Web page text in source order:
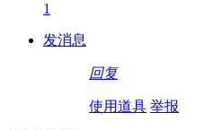
1
发消息
回复
使用道具 举报